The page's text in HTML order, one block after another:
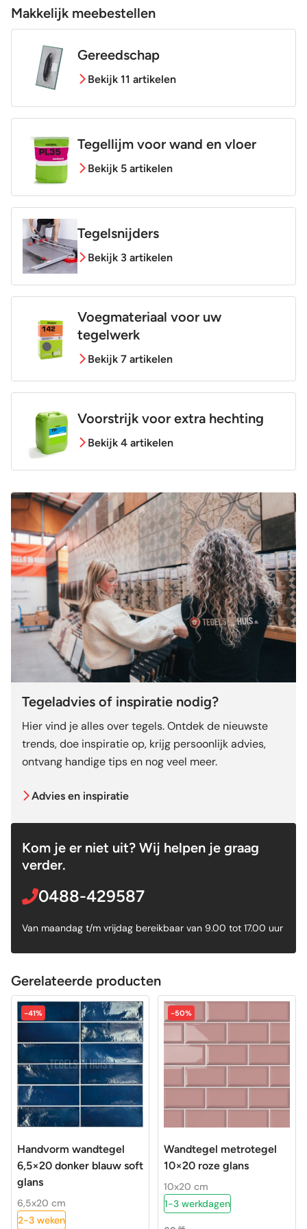
Makkelijk meebestellen
Gereedschap
Bekijk 11 artikelen
Tegellijm voor wand en vloer
Bekijk 5 artikelen
Tegelsnijders
Bekijk 3 artikelen
Voegmateriaal voor uw
tegelwerk
Bekijk 7 artikelen
Voorstrijk voor extra hechting
Bekijk 4 artikelen
Tegeladvies of inspiratie nodig?
Hier vind je alles over tegels. Ontdek de nieuwste
trends, doe inspiratie op, krijg persoonlijk advies,
ontvang handige tips en nog veel meer.
Advies en inspiratie
Kom je er niet uit? Wij helpen je graag
verder.
0488-429587
Van maandag t/m vrijdag bereikbaar van 9.00 tot 17.00 uur
Gerelateerde producten
-41%
Handvorm wandtegel
6,5×20 donker blauw soft
glans
6,5x20 cm
2-3 weken
-50%
Wandtegel metrotegel
10×20 roze glans
10x20 cm
1-3 werkdagen